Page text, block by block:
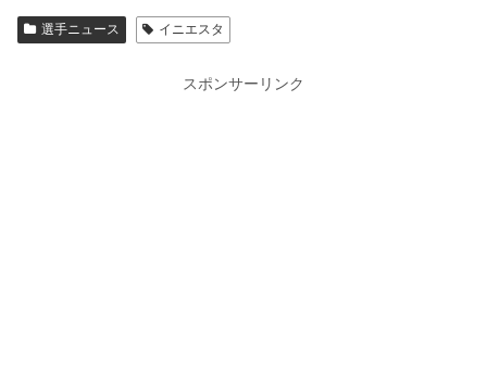
選手ニュース イニエスタ
スポンサーリンク